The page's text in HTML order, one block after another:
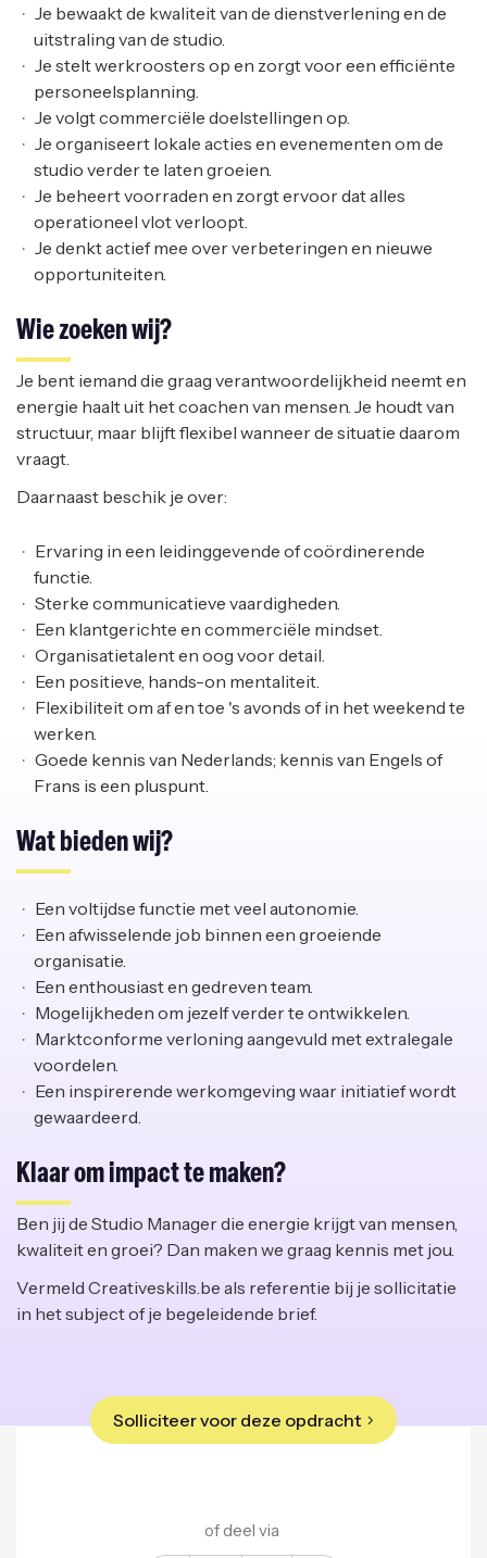
Je bewaakt de kwaliteit van de dienstverlening en de
uitstraling van de studio.
Je stelt werkroosters op en zorgt voor een efficiënte
personeelsplanning.
Je volgt commerciële doelstellingen op.
Je organiseert lokale acties en evenementen om de
studio verder te laten groeien.
Je beheert voorraden en zorgt ervoor dat alles
operationeel vlot verloopt.
Je denkt actief mee over verbeteringen en nieuwe
opportuniteiten.
Wie zoeken wij?
Je bent iemand die graag verantwoordelijkheid neemt en
energie haalt uit het coachen van mensen. Je houdt van
structuur, maar blijft flexibel wanneer de situatie daarom
vraagt.
Daarnaast beschik je over:
Ervaring in een leidinggevende of coördinerende
functie.
Sterke communicatieve vaardigheden.
Een klantgerichte en commerciële mindset.
Organisatietalent en oog voor detail.
Een positieve, hands-on mentaliteit.
Flexibiliteit om af en toe 's avonds of in het weekend te
werken.
Goede kennis van Nederlands; kennis van Engels of
Frans is een pluspunt.
Wat bieden wij?
Een voltijdse functie met veel autonomie.
Een afwisselende job binnen een groeiende
organisatie.
Een enthousiast en gedreven team.
Mogelijkheden om jezelf verder te ontwikkelen.
Marktconforme verloning aangevuld met extralegale
voordelen.
Een inspirerende werkomgeving waar initiatief wordt
gewaardeerd.
Klaar om impact te maken?
Ben jij de Studio Manager die energie krijgt van mensen,
kwaliteit en groei? Dan maken we graag kennis met jou.
Vermeld Creativeskills.be als referentie bij je sollicitatie
in het subject of je begeleidende brief.
of deel via